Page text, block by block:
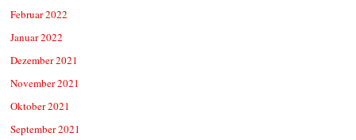
Februar 2022
Januar 2022
Dezember 2021
November 2021
Oktober 2021
September 2021